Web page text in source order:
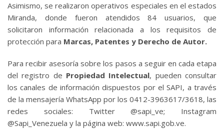
Asimismo, se realizaron operativos especiales en el estados
Miranda, donde fueron atendidos 84 usuarios, que
solicitaron información relacionada a los requisitos de
protección para Marcas, Patentes y Derecho de Autor.
Para recibir asesoría sobre los pasos a seguir en cada etapa
del registro de Propiedad Intelectual, pueden consultar
los canales de información dispuestos por el SAPI, a través
de la mensajería WhatsApp por los 0412-3963617/3618, las
redes sociales: Twitter @sapi_ve; Instagram
@Sapi_Venezuela y la página web: www.sapi.gob.ve.